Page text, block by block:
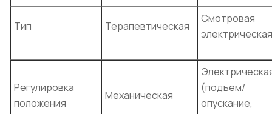
Тип Терапевтическая
Смотровая
электрическая
Регулировка
положения
Механическая
(подъем/
опускание,